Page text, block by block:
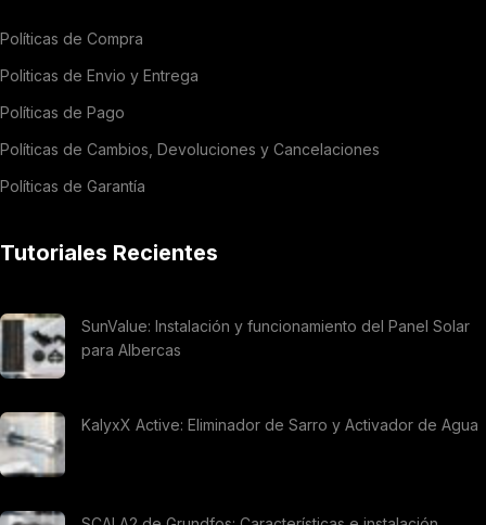
Políticas de Compra
Politicas de Envio y Entrega
Políticas de Pago
Políticas de Cambios, Devoluciones y Cancelaciones
Políticas de Garantía
Tutoriales Recientes
SunValue: Instalación y funcionamiento del Panel Solar
para Albercas
KalyxX Active: Eliminador de Sarro y Activador de Agua